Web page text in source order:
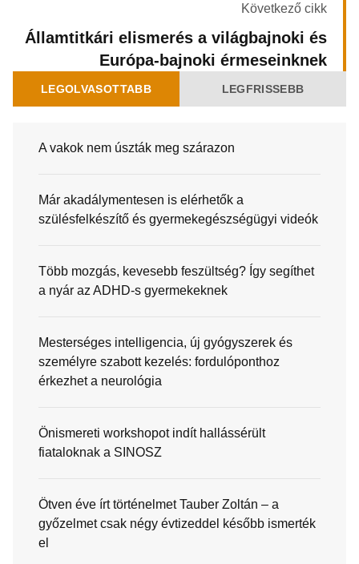
Következő cikk
Államtitkári elismerés a világbajnoki és
Európa-bajnoki érmeseinknek
LEGOLVASOTTABB LEGFRISSEBB
A vakok nem úszták meg szárazon
Már akadálymentesen is elérhetők a
szülésfelkészítő és gyermekegészségügyi videók
Több mozgás, kevesebb feszültség? Így segíthet
a nyár az ADHD-s gyermekeknek
Mesterséges intelligencia, új gyógyszerek és
személyre szabott kezelés: fordulóponthoz
érkezhet a neurológia
Önismereti workshopot indít hallássérült
fiataloknak a SINOSZ
Ötven éve írt történelmet Tauber Zoltán – a
győzelmet csak négy évtizeddel később ismerték
el